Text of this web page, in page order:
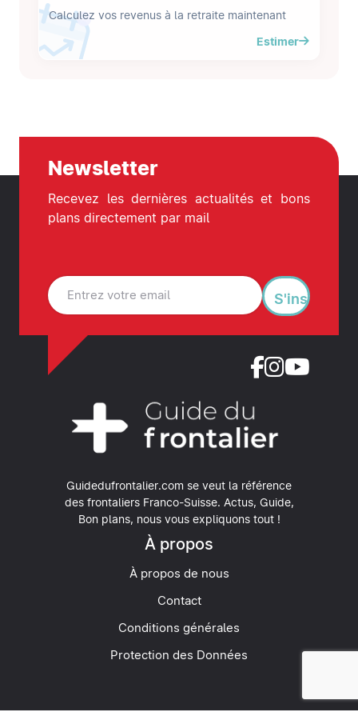
Calculez vos revenus à la retraite maintenant
Estimer
Guidedufrontalier.com se veut la référence
des frontaliers Franco-Suisse. Actus, Guide,
Bon plans, nous vous expliquons tout !
À propos
À propos de nous
Contact
Conditions générales
Protection des Données
Newsletter
Recevez les dernières actualités et bons
plans directement par mail
S'inscrire